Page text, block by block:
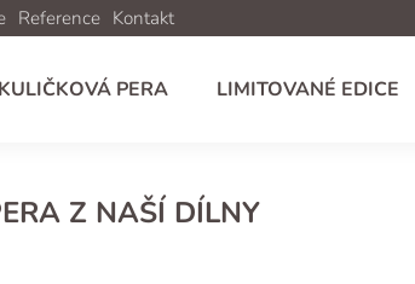
Reference Kontakt
KULIČKOVÁ PERA LIMITOVANÉ EDICE
Z NAŠÍ DÍLNY